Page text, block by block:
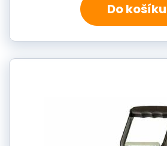
Do košíku